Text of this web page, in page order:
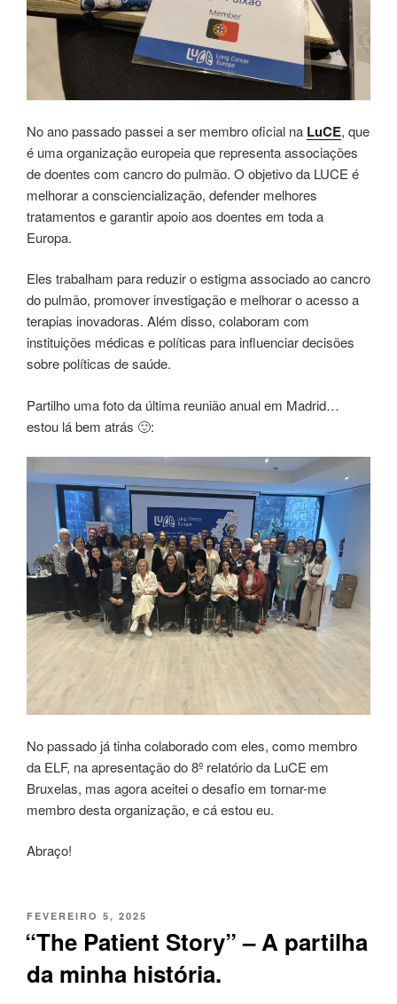
No ano passado passei a ser membro oficial na LuCE, que
é uma organização europeia que representa associações
de doentes com cancro do pulmão. O objetivo da LUCE é
melhorar a consciencialização, defender melhores
tratamentos e garantir apoio aos doentes em toda a
Europa.
Eles trabalham para reduzir o estigma associado ao cancro
do pulmão, promover investigação e melhorar o acesso a
terapias inovadoras. Além disso, colaboram com
instituições médicas e políticas para influenciar decisões
sobre políticas de saúde.
Partilho uma foto da última reunião anual em Madrid…
estou lá bem atrás 🙂:
No passado já tinha colaborado com eles, como membro
da ELF, na apresentação do 8º relatório da LuCE em
Bruxelas, mas agora aceitei o desafio em tornar-me
membro desta organização, e cá estou eu.
Abraço!
PUBLICADO
FEVEREIRO 5, 2025
“The Patient Story” – A partilha
da minha história.